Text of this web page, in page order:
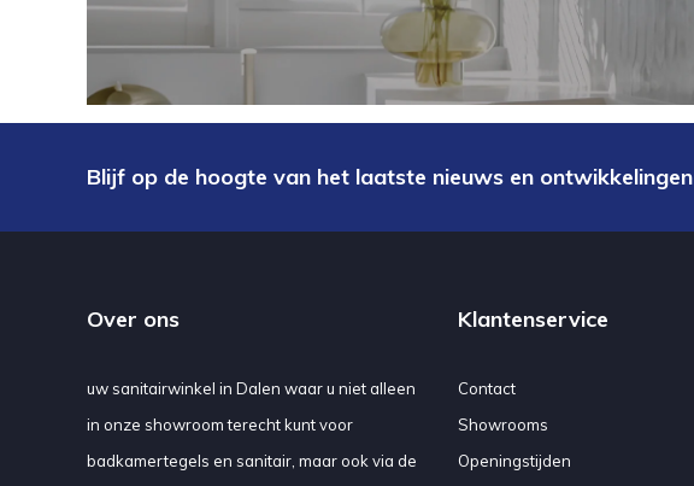
Blijf op de hoogte van het laatste nieuws en ontwikkelingen
Over ons
uw sanitairwinkel in Dalen waar u niet alleen
in onze showroom terecht kunt voor
badkamertegels en sanitair, maar ook via de
Klantenservice
Contact
Showrooms
Openingstijden